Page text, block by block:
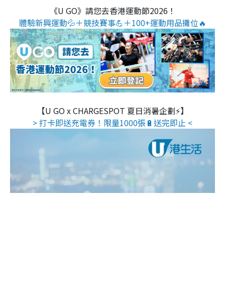
《U GO》請您去香港運動節2026！
體驗新興運動💦＋競技賽事💪＋100+運動用品攤位🔥
【U GO x CHARGESPOT 夏日消暑企劃⚡】
> 打卡即送充電券！限量1000張🔋送完即止 <